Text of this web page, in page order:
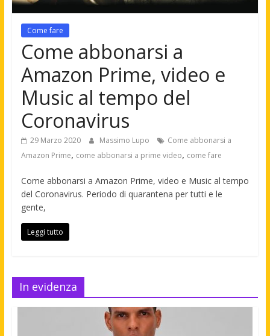
Come fare
Come abbonarsi a
Amazon Prime, video e
Music al tempo del
Coronavirus
29 Marzo 2020 Massimo Lupo
Come abbonarsi a
Amazon Prime, come abbonarsi a prime video, come fare
Come abbonarsi a Amazon Prime, video e Music al tempo
del Coronavirus. Periodo di quarantena per tutti e le
gente,
Leggi tutto
In evidenza